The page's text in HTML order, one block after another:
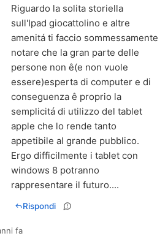
Riguardo la solita storiella
sull'Ipad giocattolino e altre
amenitá ti faccio sommessamente
notare che la gran parte delle
persone non ê(e non vuole
essere)esperta di computer e di
conseguenza ê proprio la
semplicitá di utilizzo del tablet
apple che lo rende tanto
appetibile al grande pubblico.
Ergo difficilmente i tablet con
windows 8 potranno
Rispondi
fa